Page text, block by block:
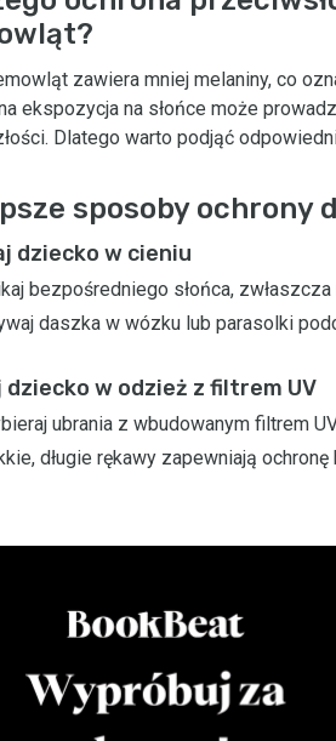
zawiera mniej melaniny, co
ekspozycja na słońce może
Dlatego warto podjąć
sposoby ochrony
dziecko w cieniu
bezpośredniego słońca,
daszka w wózku lub parasolki
dziecko w odzież z filtrem UV
ubrania z wbudowanym filtrem
długie rękawy zapewniają